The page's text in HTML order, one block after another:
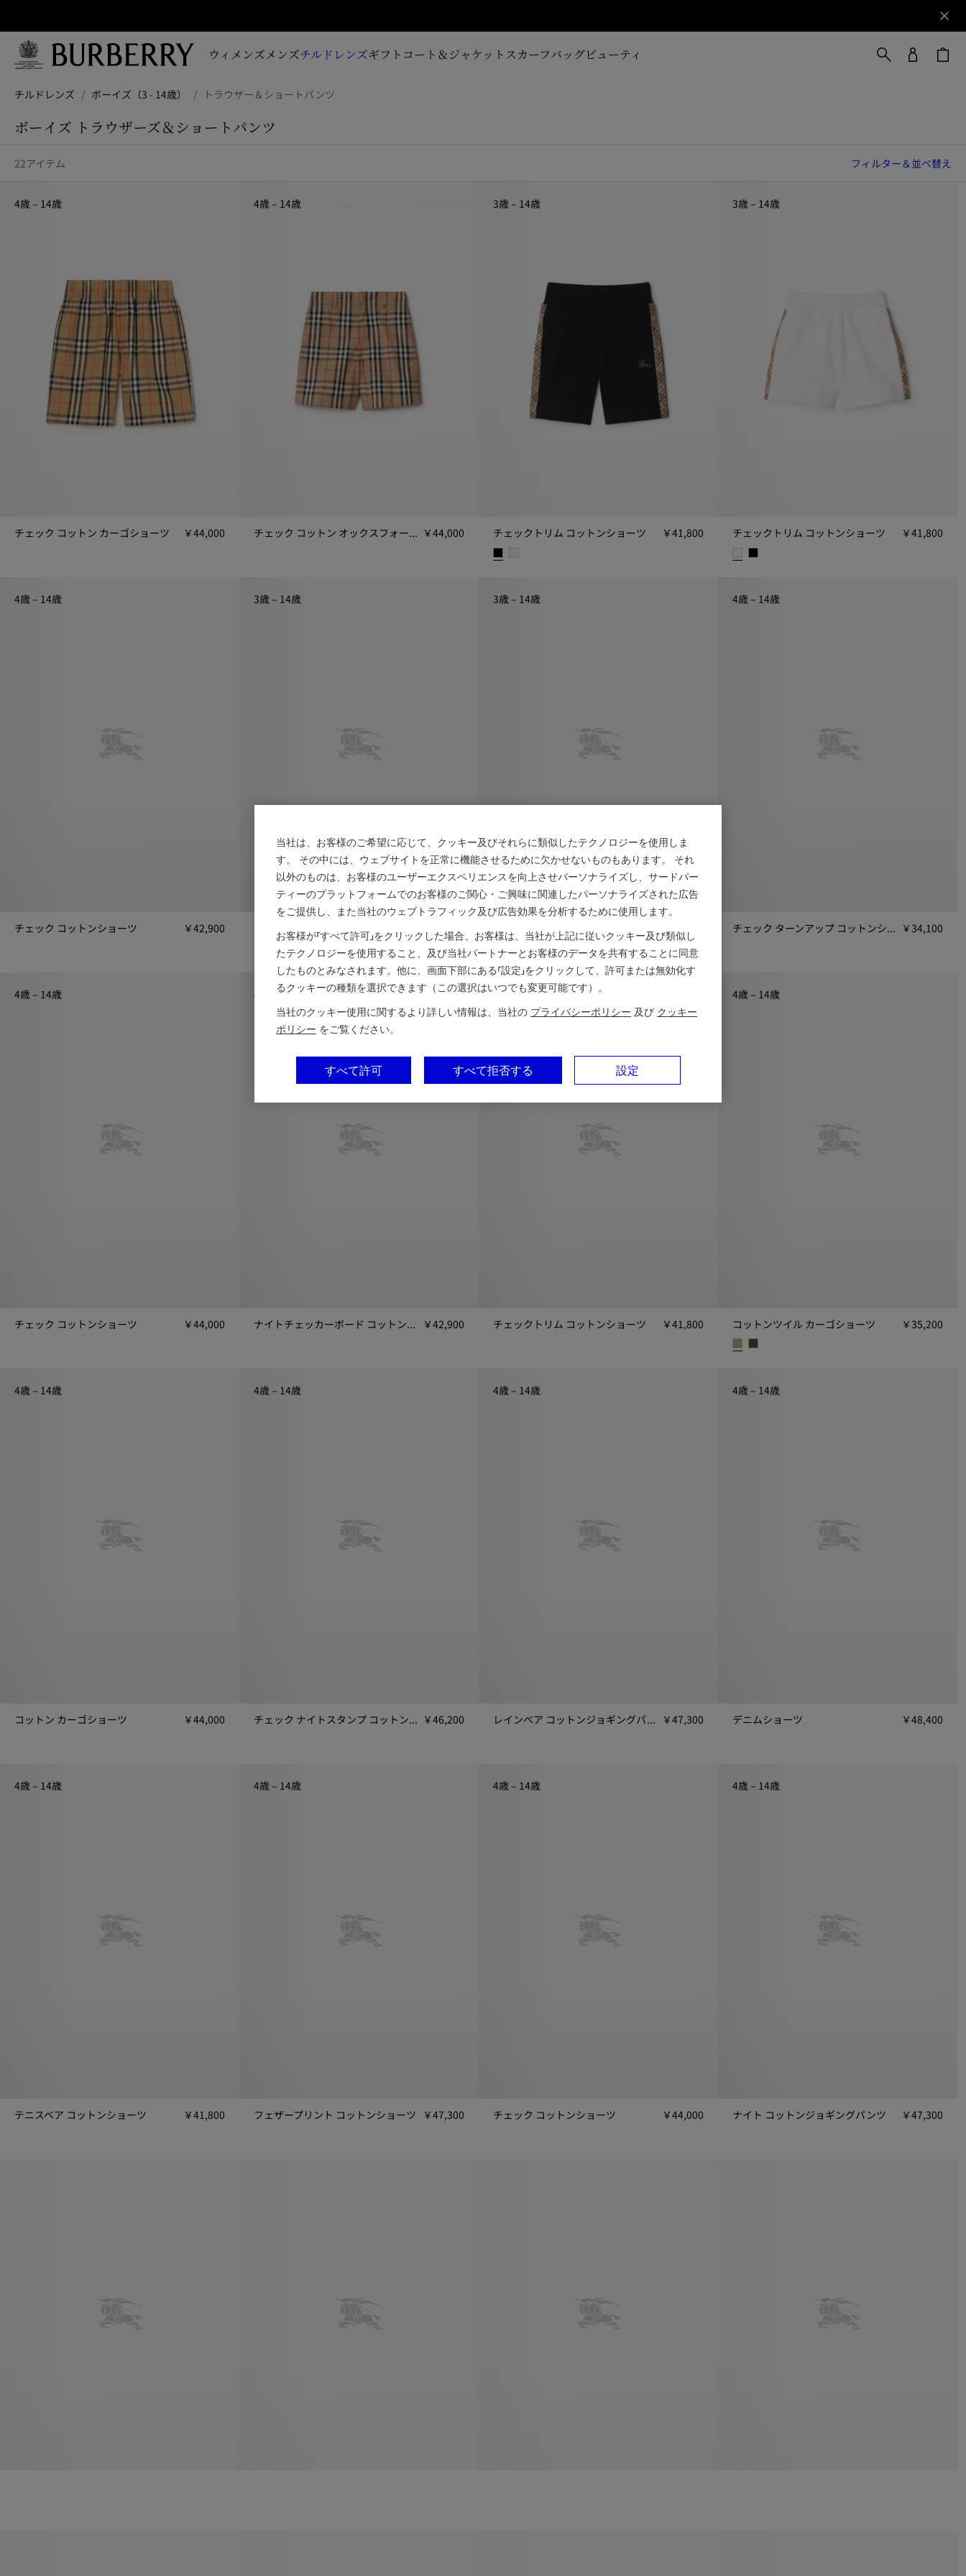
新
作
コ
ク
ョ
ン、
ャ
ー
ウィメンズメンズチルドレンズギフト コート＆ジャケットスカーフバッグビューティ
チルドレンズ / ボーイズ（3 - 14歳） / トラウザー＆ショートパンツ
ボーイズ トラウザーズ＆ショートパンツ
22アイテム フィルター＆並べ替え
4歳 – 14歳
チェック コットン カーゴショーツ
￥44,000
4歳 – 14歳
チェック コットン オックスフォード ショートパンツ ￥44,000
チェック コットン オックスフォード ショートパンツ, ￥44,000
3歳 – 14歳
チェックトリム コットンショーツ ￥41,800
3歳 – 14歳
チェックトリム コットンショーツ ￥41,800
4歳 – 14歳
チェック コットンショーツ
￥42,900
3歳 – 14歳
￥46,200
チェックトリム コットン ジョギングパンツ, ￥46,200
3歳 – 14歳
チェック コットンショーツ
￥42,900
チェック コットンショーツ, ￥42,900
4歳 – 14歳
チェック ターンアップ コットンショーツ ￥34,100
4歳 – 14歳
チェック コットンショーツ
￥44,000
4歳 – 14歳
ナイトチェッカーボード​ コットンショーツ
￥42,900
4歳 – 14歳
チェックトリム コットンショーツ
￥41,800
4歳 – 14歳
コットンツイル カーゴショーツ ￥35,200
4歳 – 14歳
コットン カーゴショーツ
￥44,000
4歳 – 14歳
チェック ナイトスタンプ コットンジョギングパンツ ￥46,200
4歳 – 14歳
レインベア コットンジョギングパンツ
￥47,300
4歳 – 14歳
デニムショーツ
￥48,400
4歳 – 14歳
テニスベア コットンショーツ
￥41,800
4歳 – 14歳
フェザープリント コットンショーツ
￥47,300
4歳 – 14歳
チェック コットンショーツ
￥44,000
4歳 – 14歳
ナイト コットンジョギングパンツ
￥47,300
当社は、お客様のご希望に応じて、クッキー及びそれらに類似したテクノロジーを使用しま
す。 その中には、ウェブサイトを正常に機能させるために欠かせないものもあります。 それ
以外のものは、お客様のユーザーエクスペリエンスを向上させパーソナライズし、サードパー
ティーのプラットフォームでのお客様のご関心・ご興味に関連したパーソナライズされた広告
をご提供し、また当社のウェブトラフィック及び広告効果を分析するために使用します。
お客様が「すべて許可」をクリックした場合、お客様は、当社が上記に従いクッキー及び類似し
たテクノロジーを使用すること、及び当社パートナーとお客様のデータを共有することに同意
したものとみなされます。他に、画面下部にある「設定」をクリックして、許可または無効化す
るクッキーの種類を選択できます（この選択はいつでも変更可能です）。
当社のクッキー使用に関するより詳しい情報は、当社の プライバシーポリシー 及び クッキー
ポリシー をご覧ください。
設定
すべて拒否する
すべて許可